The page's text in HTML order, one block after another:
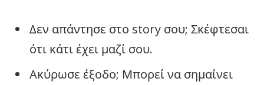
Δεν απάντησε στο story σου; Σκέφτεσαι
ότι κάτι έχει μαζί σου.
Ακύρωσε έξοδο; Μπορεί να σημαίνει